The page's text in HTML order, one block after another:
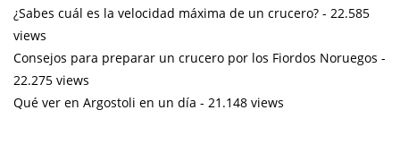
¿Sabes cuál es la velocidad máxima de un crucero? - 22.585
views
Consejos para preparar un crucero por los Fiordos Noruegos -
22.275 views
Qué ver en Argostoli en un día - 21.148 views